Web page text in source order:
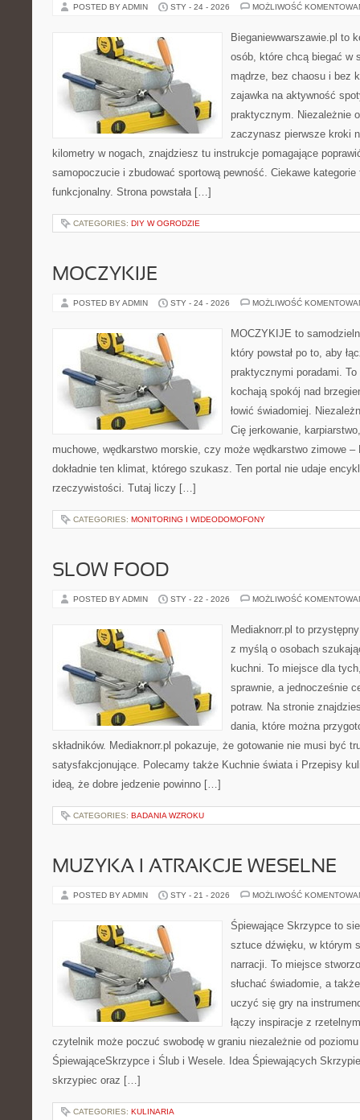
POSTED BY ADMIN STY - 24 - 2026 MOŻLIWOŚĆ
Bieganiewwarszawie.pl to
osób, które chcą biegać w
mądrze, bez chaosu i bez
zajawka na aktywność
praktycznym. Niezależnie
zaczynasz pierwsze kroki
kilometry w nogach, znajdziesz tu instrukcje pomagające
samopoczucie i zbudować sportową pewność. Ciekawe kategorie
funkcjonalny. Strona powstała […]
CATEGORIES: DIY W OGRODZIE
MOCZYKIJE
POSTED BY ADMIN STY - 24 - 2026 MOŻLIWOŚĆ
MOCZYKIJE to
który powstał po to, aby
praktycznymi poradami.
kochają spokój nad
łowić świadomiej.
Cię jerkowanie,
muchowe, wędkarstwo morskie, czy może wędkarstwo zimowe
dokładnie ten klimat, którego szukasz. Ten portal nie udaje
rzeczywistości. Tutaj liczy […]
CATEGORIES: MONITORING I WIDEODOMOFONY
SLOW FOOD
POSTED BY ADMIN STY - 22 - 2026 MOŻLIWOŚĆ
Mediaknorr.pl to
z myślą o osobach
kuchni. To miejsce dla
sprawnie, a jednocześnie
potraw. Na stronie
dania, które można
składników. Mediaknorr.pl pokazuje, że gotowanie nie musi być
satysfakcjonujące. Polecamy także Kuchnie świata i Przepisy
ideą, że dobre jedzenie powinno […]
CATEGORIES: BADANIA WZROKU
MUZYKA I ATRAKCJE WESELNE
POSTED BY ADMIN STY - 21 - 2026 MOŻLIWOŚĆ
Śpiewające Skrzypce to
sztuce dźwięku, w którym
narracji. To miejsce
słuchać świadomie, a
uczyć się gry na
łączy inspiracje z
czytelnik może poczuć swobodę w graniu niezależnie od
ŚpiewająceSkrzypce i Ślub i Wesele. Idea Śpiewających
skrzypiec oraz […]
CATEGORIES: KULINARIA